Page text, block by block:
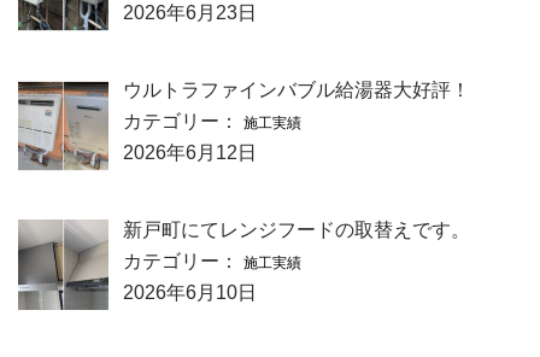
2026年6月23日
ウルトラファインバブル給湯器大好評！
カテゴリー：
施工実績
2026年6月12日
新戸町にてレンジフードの取替えです。
カテゴリー：
施工実績
2026年6月10日